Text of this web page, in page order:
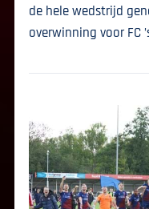
de hele wedstrijd
overwinning voor FC